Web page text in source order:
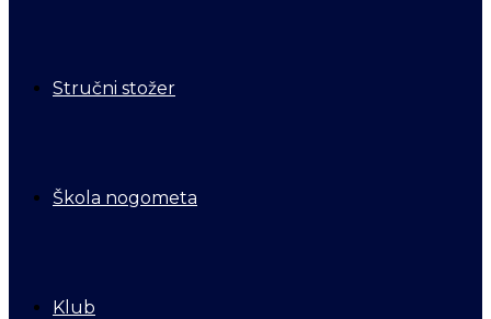
Stručni stožer
Škola nogometa
Klub